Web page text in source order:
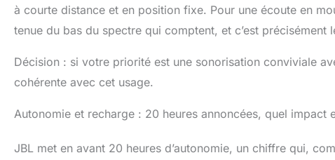
à courte distance et en position fixe. Pour une écoute en
tenue du bas du spectre qui comptent, et c’est précisément
Décision : si votre priorité est une sonorisation conviviale
cohérente avec cet usage.
Autonomie et recharge : 20 heures annoncées, quel impact
JBL met en avant 20 heures d’autonomie, un chiffre qui,